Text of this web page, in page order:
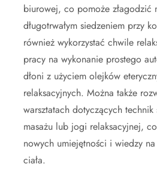
biurowej, co pomoże złagodzić
długotrwałym siedzeniem przy
również wykorzystać chwile
pracy na wykonanie prostego
dłoni z użyciem olejków
relaksacyjnych. Można także
warsztatach dotyczących
masażu lub jogi relaksacyjnej,
nowych umiejętności i wiedzy na
ciała.